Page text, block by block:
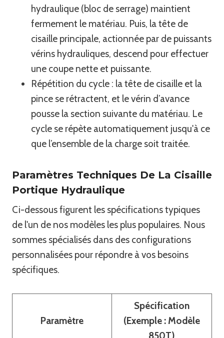
hydraulique (bloc de serrage) maintient
fermement le matériau. Puis, la tête de
cisaille principale, actionnée par de puissants
vérins hydrauliques, descend pour effectuer
une coupe nette et puissante.
Répétition du cycle : la tête de cisaille et la
pince se rétractent, et le vérin d’avance
pousse la section suivante du matériau. Le
cycle se répète automatiquement jusqu'à ce
que l’ensemble de la charge soit traitée.
Paramètres Techniques De La Cisaille
Portique Hydraulique
Ci-dessous figurent les spécifications typiques
de l'un de nos modèles les plus populaires. Nous
sommes spécialisés dans des configurations
personnalisées pour répondre à vos besoins
spécifiques.
Paramètre
Spécification
(Exemple : Modèle